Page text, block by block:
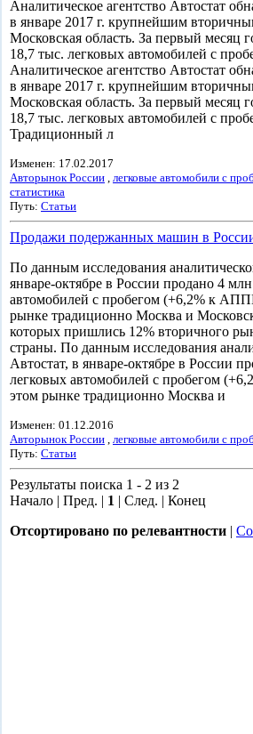
Аналитическое агентство Автостат
в январе 2017 г. крупнейшим
Московская область. За первый месяц
18,7 тыс. легковых автомобилей с
Аналитическое агентство Автостат
в январе 2017 г. крупнейшим
Московская область. За первый месяц
18,7 тыс. легковых автомобилей с
Традиционный л
Изменен: 17.02.2017
Авторынок России , легковые автомобили с
статистика
Путь: Статьи
Продажи подержанных машин в
По данным исследования
январе-октябре в России продано 4
автомобилей с пробегом (+6,2% к
рынке традиционно Москва и
которых пришлись 12% вторичного
страны. По данным исследования
Автостат, в январе-октябре в России
легковых автомобилей с пробегом
этом рынке традиционно Москва и
Изменен: 01.12.2016
Авторынок России , легковые автомобили с
Путь: Статьи
Результаты поиска 1 - 2 из 2
Начало | Пред. | 1 | След. | Конец
Отсортировано по релевантности |